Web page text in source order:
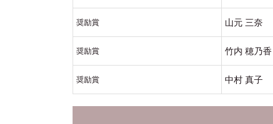
奨励賞 山元 三奈
奨励賞 竹内 穂乃香
奨励賞 中村 真子